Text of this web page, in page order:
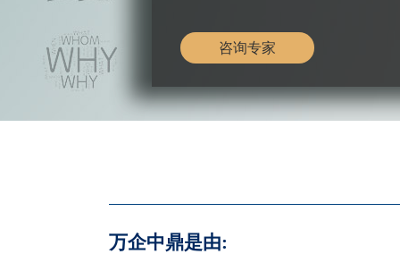
咨询专家
万企中鼎是由: